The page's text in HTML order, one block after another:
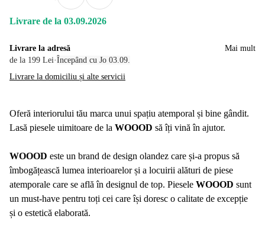
Livrare de la 03.09.2026
Livrare la adresă
de la 199 Lei·Începând cu Jo 03.09.
Livrare la domiciliu și alte servicii
Mai mult
Oferă interiorului tău marca unui spațiu atemporal și bine gândit.
Lasă piesele uimitoare de la WOOOD să îți vină în ajutor.
WOOOD este un brand de design olandez care și-a propus să
îmbogățească lumea interioarelor și a locuirii alături de piese
atemporale care se află în designul de top. Piesele WOOOD sunt
un must-have pentru toți cei care își doresc o calitate de excepție
și o estetică elaborată.